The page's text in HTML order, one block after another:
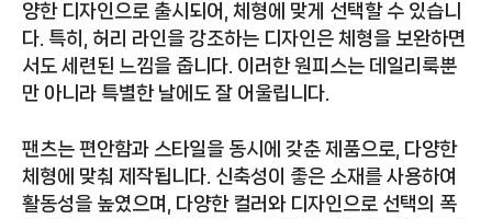
양한 디자인으로 출시되어, 체형에 맞게 선택할 수 있습니
다. 특히, 허리 라인을 강조하는 디자인은 체형을 보완하면
서도 세련된 느낌을 줍니다. 이러한 원피스는 데일리룩뿐
만 아니라 특별한 날에도 잘 어울립니다.
팬츠는 편안함과 스타일을 동시에 갖춘 제품으로, 다양한
체형에 맞춰 제작됩니다. 신축성이 좋은 소재를 사용하여
활동성을 높였으며, 다양한 컬러와 디자인으로 선택의 폭